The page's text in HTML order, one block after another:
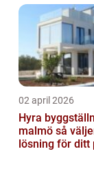
02 april 2026
Hyra
malmö så väljer du rätt
lösning för ditt